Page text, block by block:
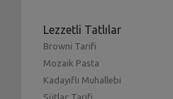
Lezzetli Tatlılar
Browni Tarifi
Mozaik Pasta
Kadayıflı Muhallebi
Sütlaç Tarifi